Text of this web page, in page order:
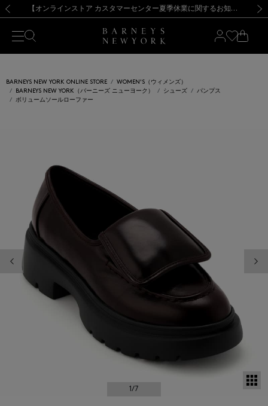
新規登録のお客様も対象！＜MY BARNEYS＞会員のお客様は11,000円（税込）以上のお買上げで常時送料無料！お買い物の際は会員登録を！
【夏季休業に伴う出荷一時停止のお知らせ】(2026.8.7) 【オンラインストア カスタマーセンター夏季休業に関するお知らせ】（2026.8.7）
【夏季休業に伴う返品・交換承り一時停止のお知らせ】（2026.8.5）
熊本県を中心とした地震の影響によるお荷物のお届けについて
【開催中】SUMMER SALEのご案内・ご注意事項 新規登録のお客様も対象！＜MY BARNEYS＞会員のお客様は11,000円（税込）以上のお買上げで常時送料無料！お買い物の際は会員登録を！
【夏季休業に伴う出荷一時停止のお知らせ】(2026.8.7)
BARNEYS NEW YORK ONLINE STORE
WOMEN'S（ウィメンズ）
BARNEYS NEW YORK（バーニーズ ニューヨーク）
シューズ
パンプス
ボリュームソールローファー
前の画像
1/7